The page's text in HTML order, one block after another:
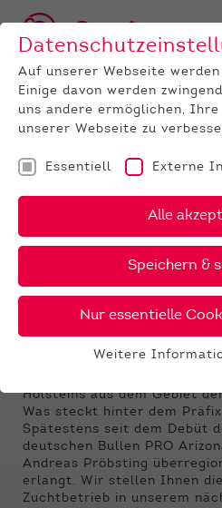
UNTERNEHMEN News
Webinar:
Zuchtstätte von
Neuen Jahr eine Reihe von
Holsteins aus dem Gebiet
Was steckt hinter dem Präfix
Spätestens seit dem Debüt
deutschen Bullen PRO
Andreas Pröbsting
erlangt. Wir stellen Ihnen
Zuchtbetrieb in unserem
Auf unserer Webseite
Einige davon werden
uns andere ermöglichen,
unserer Webseite zu
Essentiell Externe
Alle
Speichern &
Nur essentielle
Funktionen der Webseite
gewährleistet, dass die
funktioniert.
Name cookie_optin
Cookie-
Weitere